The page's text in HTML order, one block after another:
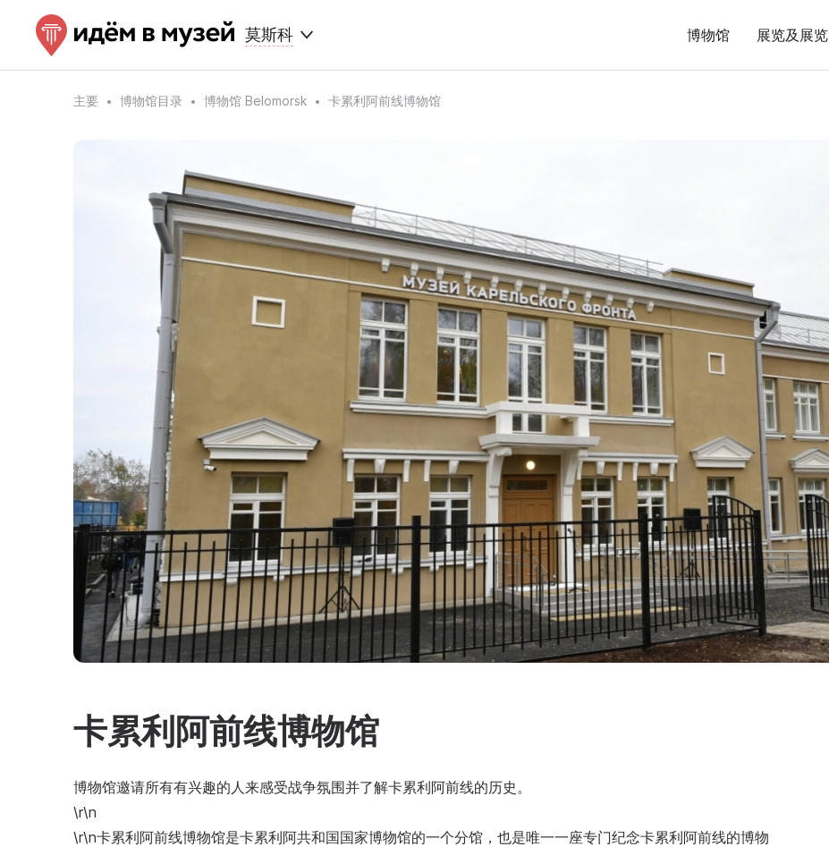
莫斯科 博物馆 展览及展览
主要 博物馆目录 博物馆 Belomorsk 卡累利阿前线博物馆
卡累利阿前线博物馆
博物馆邀请所有有兴趣的人来感受战争氛围并了解卡累利阿前线的历史。
\r\n
\r\n卡累利阿前线博物馆是卡累利阿共和国国家博物馆的一个分馆，也是唯一一座专门纪念卡累利阿前线的博物